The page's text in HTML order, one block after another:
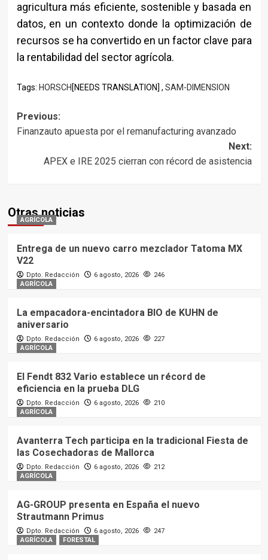
agricultura más eficiente, sostenible y basada en
datos, en un contexto donde la optimización de
recursos se ha convertido en un factor clave para
la rentabilidad del sector agrícola.
Tags: HORSCH [NEEDS TRANSLATION] , SAM-DIMENSION
Post
navigation
Previous:
Finanzauto apuesta por el remanufacturing avanzado
Next:
APEX e IRE 2025 cierran con récord de asistencia
Otras noticias
AGRÍCOLA
Entrega de un nuevo carro mezclador Tatoma MX
V22
Dpto. Redacción 6 agosto, 2026
246
AGRÍCOLA
La empacadora-encintadora BIO de KUHN de
aniversario
Dpto. Redacción 6 agosto, 2026
227
AGRÍCOLA
El Fendt 832 Vario establece un récord de
eficiencia en la prueba DLG
Dpto. Redacción 6 agosto, 2026
210
AGRÍCOLA
Avanterra Tech participa en la tradicional Fiesta de
las Cosechadoras de Mallorca
Dpto. Redacción 6 agosto, 2026
212
AGRÍCOLA
AG-GROUP presenta en España el nuevo
Strautmann Primus
Dpto. Redacción 6 agosto, 2026
247
AGRÍCOLA
FORESTAL